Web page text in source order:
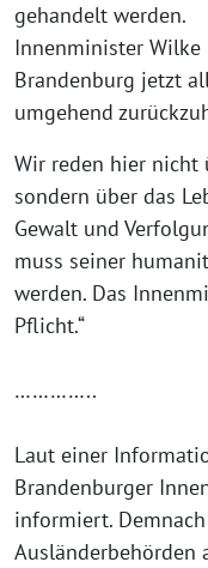
gehandelt werden.
Innenminister Wilke
Brandenburg jetzt
umgehend
Wir reden hier nicht
sondern über das
Gewalt und
muss seiner
werden. Das
Pflicht.“
…………..
Laut einer
Brandenburger
informiert.
Ausländerbehörden